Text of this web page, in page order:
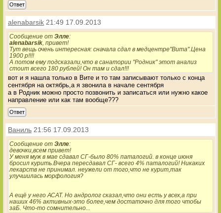
Ответ
alenabarsik 21:49 17.09.2013
Сообщение отЭлле:
alenabarsik , привет!
Тут вещь очень интересная: сначала сдал в медцентре"Вита".Цена
1900 р!!!!
А потом ему подсказали,что в санатории "Родник" этот анализ
стоит всего 180 рублей! Он там и сдал!!!
вот и я нашла только в Вите и то там записывают только с конца
сентября на октябрь,а я звонила в начале сентября
а в Родник можно просто позвонить и записаться или нужно какое
направление или как там вообще???
Ответ
Ваниль 21:56 17.09.2013
Сообщение отЭлле:
девочки,всем привет!
У меня муж в мае сдавал СГ-было 80% паталогий. в конце июня
бросил курить.Вчера пересдавал СГ- всего 4% паталогий! Никаких
лекарств не принимал. неужели от того,что не курит,так
улучшилась морфология?
А ещё у него АСАТ. Но андролог сказал,что они есть у всех,а при
наших 46% активных-это более,чем достаточно для того чтобы
заБ. Что-то сомнительно...